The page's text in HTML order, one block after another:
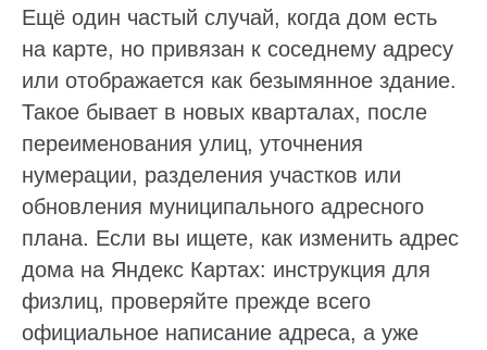
Ещё один частый случай, когда дом есть
на карте, но привязан к соседнему адресу
или отображается как безымянное здание.
Такое бывает в новых кварталах, после
переименования улиц, уточнения
нумерации, разделения участков или
обновления муниципального адресного
плана. Если вы ищете, как изменить адрес
дома на Яндекс Картах: инструкция для
физлиц, проверяйте прежде всего
официальное написание адреса, а уже